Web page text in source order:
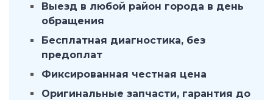
Выезд в любой район города в день
обращения
Бесплатная диагностика, без
предоплат
Фиксированная честная цена
Оригинальные запчасти, гарантия до